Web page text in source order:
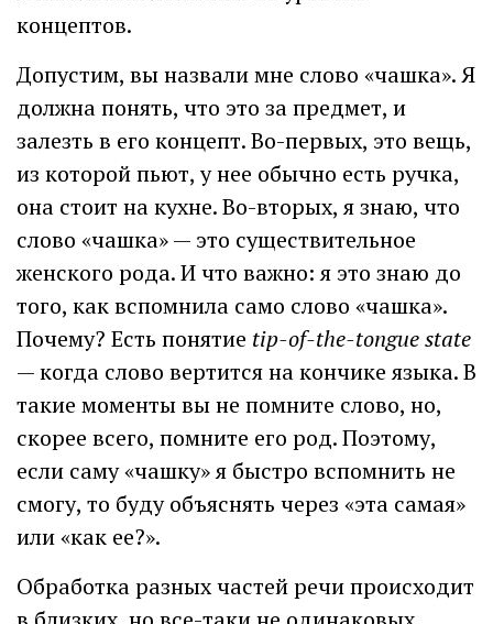
концептов.
Допустим, вы назвали мне слово «чашка». Я
должна понять, что это за предмет, и
залезть в его концепт. Во-первых, это вещь,
из которой пьют, у нее обычно есть ручка,
она стоит на кухне. Во-вторых, я знаю, что
слово «чашка» — это существительное
женского рода. И что важно: я это знаю до
того, как вспомнила само слово «чашка».
Почему? Есть понятие tip-of-the-tongue state
— когда слово вертится на кончике языка. В
такие моменты вы не помните слово, но,
скорее всего, помните его род. Поэтому,
если саму «чашку» я быстро вспомнить не
смогу, то буду объяснять через «эта самая»
или «как ее?».
Обработка разных частей речи происходит